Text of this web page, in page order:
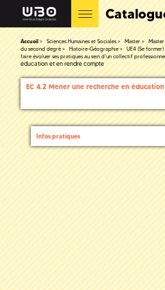
Accueil Sciences Humaines et Sociales Master
du second degré
Histoire-Géographie
UE4 (Se
faire évoluer ses pratiques au sein d’un collectif
éducation et en rendre compte
EC 4.2 Mener une recherche en
Infos pratiques